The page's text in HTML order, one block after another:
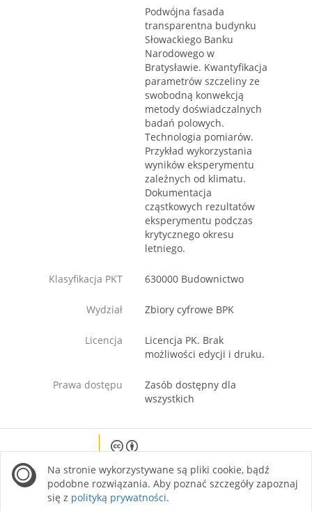
Podwójna fasada
transparentna budynku
Słowackiego Banku
Narodowego w
Bratysławie. Kwantyfikacja
parametrów szczeliny ze
swobodną konwekcją
metody doświadczalnych
badań polowych.
Technologia pomiarów.
Przykład wykorzystania
wyników eksperymentu
zależnych od klimatu.
Dokumentacja
cząstkowych rezultatów
eksperymentu podczas
krytycznego okresu
letniego.
Klasyfikacja PKT 630000 Budownictwo
Wydział Zbiory cyfrowe BPK
Licencja
Licencja PK. Brak
możliwości edycji i druku.
Prawa dostępu
Zasób dostępny dla
wszystkich
site is licensed under a Creative Commons
Attribution 4.0 International license.
Na stronie wykorzystywane są pliki cookie, bądź
podobne rozwiązania. Aby poznać szczegóły zapoznaj
się z polityką prywatności.